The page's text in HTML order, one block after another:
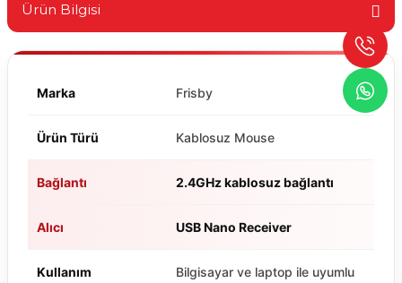
Ürün Bilgisi
Marka Frisby
Ürün Türü Kablosuz Mouse
Bağlantı 2.4GHz kablosuz bağlantı
Alıcı USB Nano Receiver
Kullanım Bilgisayar ve laptop ile uyumlu